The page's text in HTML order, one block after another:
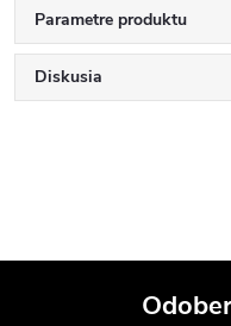
Parametre produktu
Diskusia